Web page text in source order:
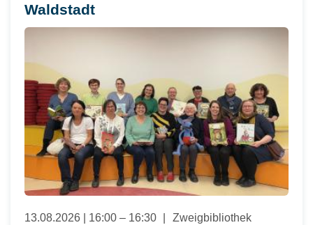
Waldstadt
13.08.2026 | 16:00 – 16:30
Zweigbibliothek